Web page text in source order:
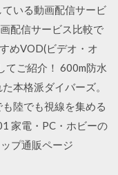
いる動画配信サービ
配信サービス比較で
めVOD(ビデオ・オ
てご紹介！ 600m防水
本格派ダイバーズ。
陸でも視線を集める
家電・PC・ホビーの
プ通販ページ